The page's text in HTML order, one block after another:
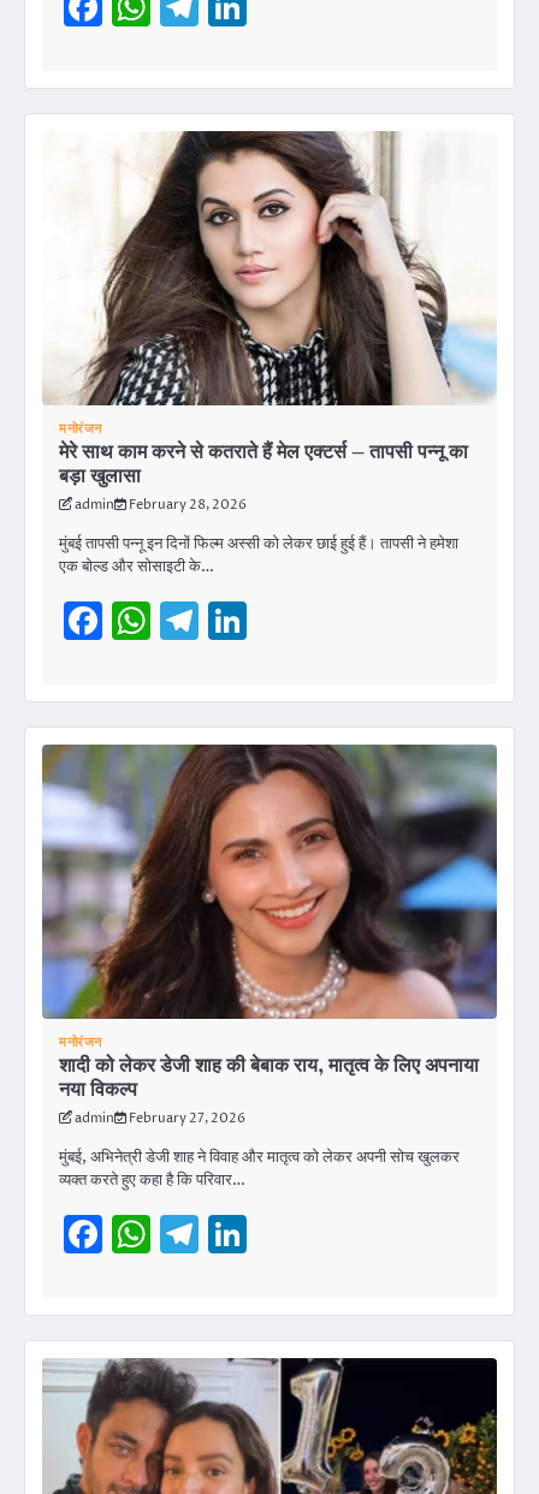
मनोरंजन
मेरे साथ काम करने से कतराते हैं मेल एक्टर्स – तापसी पन्नू का
बड़ा खुलासा
admin February 28, 2026
मुंबई तापसी पन्नू इन दिनों फिल्म अस्सी को लेकर छाई हुई हैं। तापसी ने हमेशा
एक बोल्ड और सोसाइटी के…
Facebook
WhatsApp
Telegram
मनोरंजन
शादी को लेकर डेजी शाह की बेबाक राय, मातृत्व के लिए अपनाया
नया विकल्प
admin February 27, 2026
मुंबई, अभिनेत्री डेजी शाह ने विवाह और मातृत्व को लेकर अपनी सोच खुलकर
व्यक्त करते हुए कहा है कि परिवार…
Facebook
WhatsApp
Telegram